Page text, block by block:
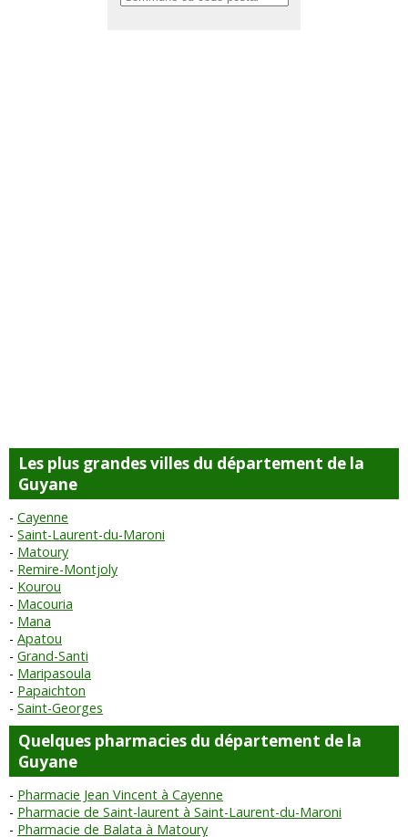
Les plus grandes villes du département de la
Guyane
Cayenne
Saint-Laurent-du-Maroni
Matoury
Remire-Montjoly
Kourou
Macouria
Mana
Apatou
Grand-Santi
Maripasoula
Papaichton
Saint-Georges
Quelques pharmacies du département de la
Guyane
Pharmacie Jean Vincent à Cayenne
Pharmacie de Saint-laurent à Saint-Laurent-du-Maroni
Pharmacie de Balata à Matoury